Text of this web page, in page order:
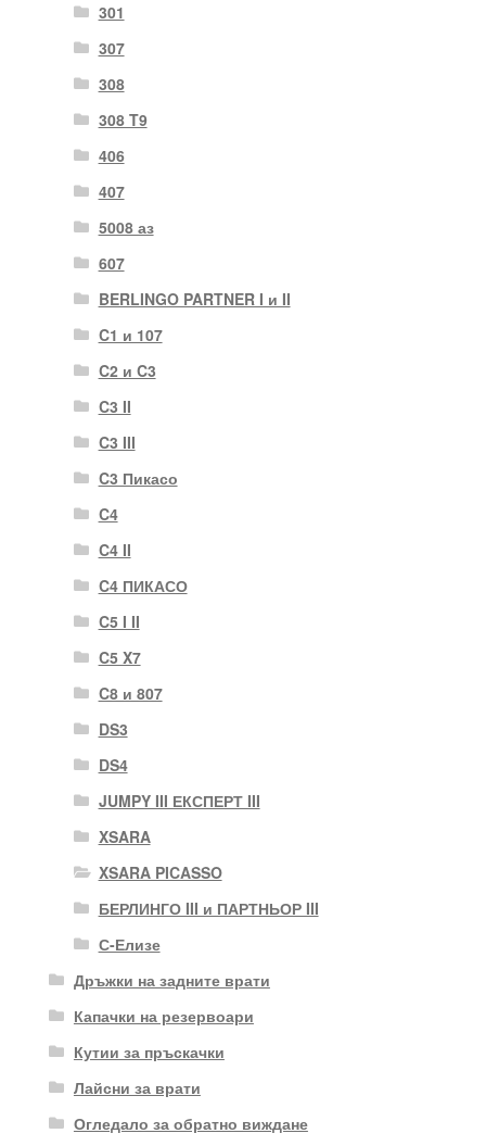
301
307
308
308 T9
406
407
5008 аз
607
BERLINGO PARTNER I и II
C1 и 107
C2 и C3
C3 II
C3 III
C3 Пикасо
C4
C4 II
C4 ПИКАСО
C5 I II
C5 X7
C8 и 807
DS3
DS4
JUMPY III ЕКСПЕРТ III
XSARA
XSARA PICASSO
БЕРЛИНГО III и ПАРТНЬОР III
С-Елизе
Дръжки на задните врати
Капачки на резервоари
Кутии за пръскачки
Лайсни за врати
Огледало за обратно виждане